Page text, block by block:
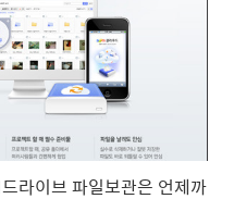
라이브 파일보관은 언제까